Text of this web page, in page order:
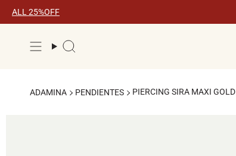
contenido
ALL 25%OFF
Búsqueda
ADAMINA PENDIENTES PIERCING SIRA MAXI GOLD